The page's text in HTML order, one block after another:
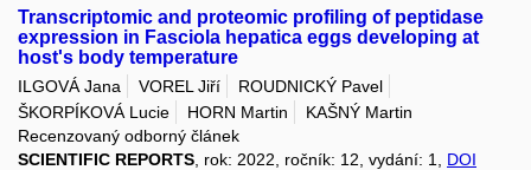
Transcriptomic and proteomic profiling of peptidase
expression in Fasciola hepatica eggs developing at
host's body temperature
ILGOVÁ Jana VOREL Jiří
ROUDNICKÝ Pavel
ŠKORPÍKOVÁ Lucie
HORN Martin
KAŠNÝ Martin
Recenzovaný odborný článek
SCIENTIFIC REPORTS , rok: 2022, ročník: 12, vydání: 1, DOI